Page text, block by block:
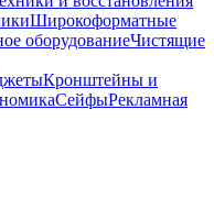
Широкоформатные
оборудованиеЧистящие
Кронштейны и
СейфыРекламная